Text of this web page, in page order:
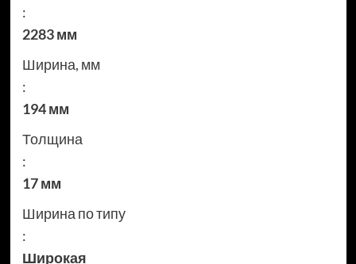
:
2283 мм
Ширина, мм
:
194 мм
Толщина
:
17 мм
Ширина по типу
:
Широкая